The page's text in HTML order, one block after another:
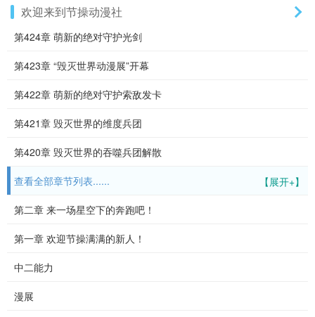
欢迎来到节操动漫社
第424章 萌新的绝对守护光剑
第423章 “毁灭世界动漫展”开幕
第422章 萌新的绝对守护索敌发卡
第421章 毁灭世界的维度兵团
第420章 毁灭世界的吞噬兵团解散
【展开+】
查看全部章节列表......
第二章 来一场星空下的奔跑吧！
第一章 欢迎节操满满的新人！
中二能力
漫展